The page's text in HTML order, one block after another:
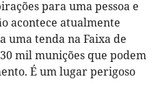
para uma pessoa e
acontece atualmente
uma tenda na Faixa de
mil munições que podem
É um lugar perigoso